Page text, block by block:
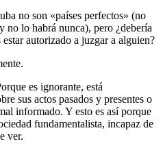
no son «países perfectos» (no
no lo habrá nunca), pero ¿debería
autorizado a juzgar a alguien?
es ignorante, está
sus actos pasados y presentes o
informado. Y esto es así porque
fundamentalista, incapaz de
ver.